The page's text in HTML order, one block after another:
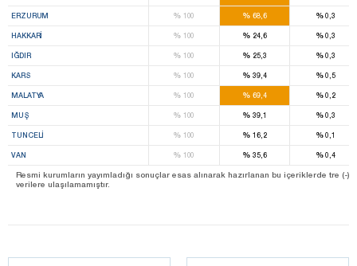
ERZURUM %100 % 68,6 %0,3
HAKKARI %100 % 24,6 %0,3
IĞDIR %100 % 25,3 %0,3
KARS %100 % 39,4 %0,5
MALATYA %100 % 69,4 %0,2
MUŞ %100 % 39,1 %0,3
TUNCELI %100 % 16,2 %0,1
VAN %100 % 35,6 %0,4
Resmi kurumların yayımladığı sonuçlar esas alınarak hazırlanan bu içeriklerde tre
verilere ulaşılamamıştır.